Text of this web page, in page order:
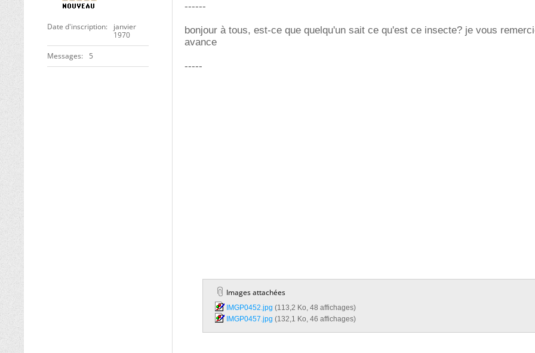
Date d'inscription
janvier
1970
Messages 5
------
bonjour à tous, est-ce que quelqu'un sait ce qu'est ce insecte? je vous
avance
-----
Images attachées
IMGP0452.jpg‎ (113,2 Ko, 48 affichages)
IMGP0457.jpg‎ (132,1 Ko, 46 affichages)